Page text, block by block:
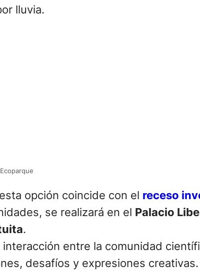
lluvia.
opción coincide con el receso
se realizará en el Palacio
.
entre la comunidad
desafíos y expresiones